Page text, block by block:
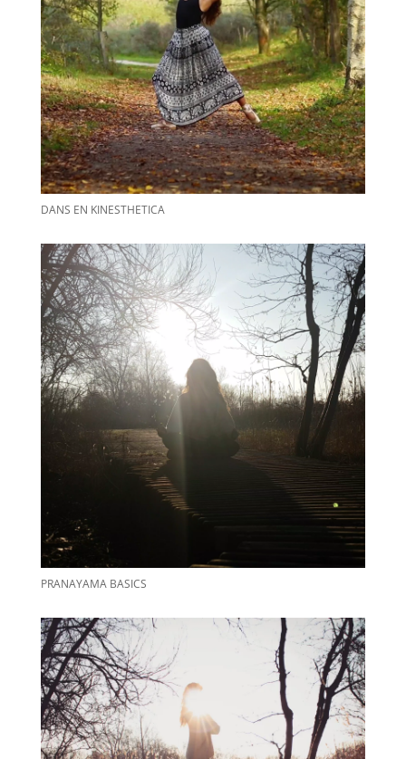
DANS EN KINESTHETICA
PRANAYAMA BASICS